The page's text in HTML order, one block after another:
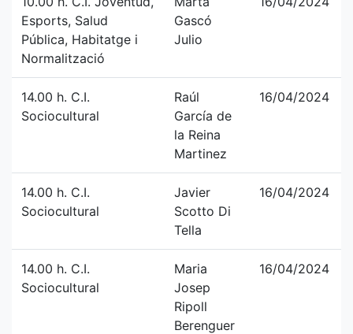
Esports, Salud
Pública, Habitatge i
Normalització
Gascó
Julio
14.00 h. C.I.
Sociocultural
Raúl
García de
la Reina
Martinez
16/04/2024
14.00 h. C.I.
Sociocultural
Javier
Scotto Di
Tella
16/04/2024
14.00 h. C.I.
Sociocultural
Maria
Josep
Ripoll
Berenguer
16/04/2024